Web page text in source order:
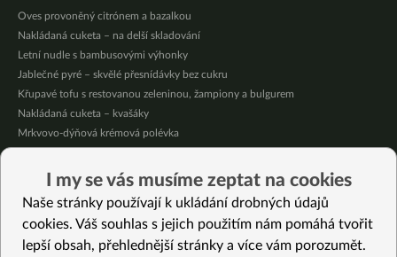
Oves provoněný citrónem a bazalkou
Nakládaná cuketa – na delší skladování
Letní nudle s bambusovými výhonky
Jablečné pyré – skvělé přesnídávky bez cukru
Křupavé tofu s restovanou zeleninou, žampiony a bulgurem
Nakládaná cuketa – kvašáky
Mrkvovo-dýňová krémová polévka
Osvěžující čaj s citronovými bylinkami
Nepečený jablečný dort s rybízem
I my se vás musíme zeptat na cookies
Naše stránky používají k ukládání drobných údajů
cookies. Váš souhlas s jejich použitím nám pomáhá tvořit
lepší obsah, přehlednější stránky a více vám porozumět.